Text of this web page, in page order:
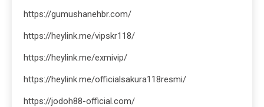
https://gumushanehbr.com/
https://heylink.me/vipskr118/
https://heylink.me/exmivip/
https://heylink.me/officialsakura118resmi/
https://jodoh88-official.com/